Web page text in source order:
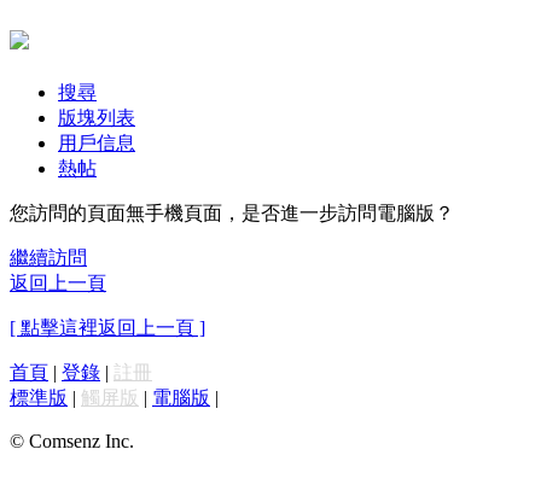
搜尋
版塊列表
用戶信息
熱帖
您訪問的頁面無手機頁面，是否進一步訪問電腦版？
繼續訪問
返回上一頁
[ 點擊這裡返回上一頁 ]
首頁 | 登錄 | 註冊
標準版 | 觸屏版 | 電腦版 |
© Comsenz Inc.